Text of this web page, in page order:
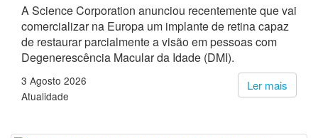
A Science Corporation anunciou recentemente que vai
comercializar na Europa um implante de retina capaz
de restaurar parcialmente a visão em pessoas com
Degenerescência Macular da Idade (DMI).
Ler mais
3 Agosto 2026
Atualidade